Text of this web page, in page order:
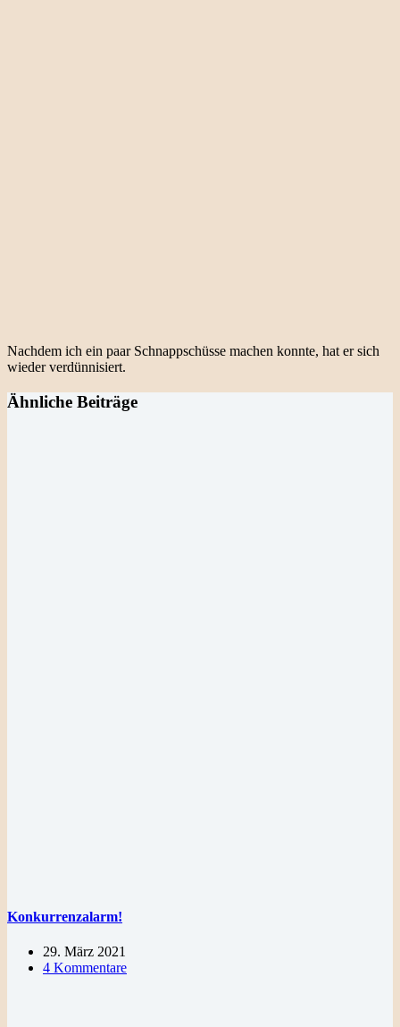
Nachdem ich ein paar Schnappschüsse machen konnte, hat er sich
wieder verdünnisiert.
Ähnliche Beiträge
Konkurrenzalarm!
29. März 2021
4 Kommentare